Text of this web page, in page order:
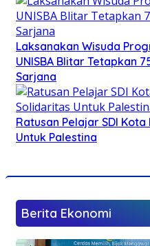
Laksanakan Wisuda
UNISBA Blitar Tetapkan
Sarjana
Ratusan Pelajar SDI
Untuk Palestina
Berita Ekonomi